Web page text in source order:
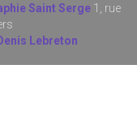
Saint Serge 1, rue
Lebreton